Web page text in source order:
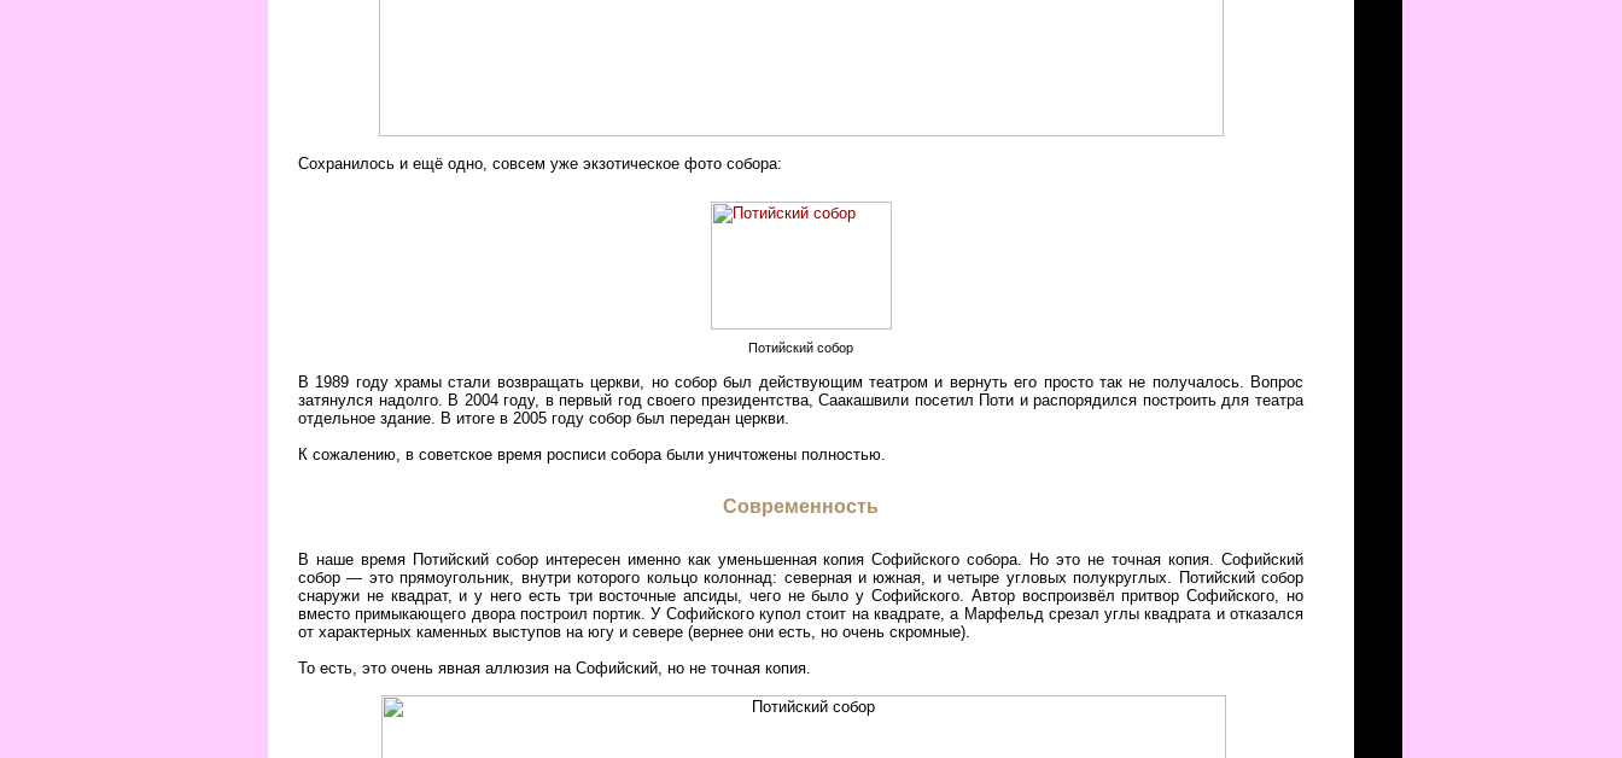
Сохранилось и ещё одно, совсем уже экзотическое фото собора:
Потийский собор
В 1989 году храмы стали возвращать церкви, но собор был действующим театром и вернуть его просто так не получалось. Вопрос
затянулся надолго. В 2004 году, в первый год своего президентства, Саакашвили посетил Поти и распорядился построить для театра
отдельное здание. В итоге в 2005 году собор был передан церкви.
К сожалению, в советское время росписи собора были уничтожены полностью.
Современность
В наше время Потийский собор интересен именно как уменьшенная копия Софийского собора. Но это не точная копия. Софийский
собор — это прямоугольник, внутри которого кольцо колоннад: северная и южная, и четыре угловых полукруглых. Потийский собор
снаружи не квадрат, и у него есть три восточные апсиды, чего не было у Софийского. Автор воспроизвёл притвор Софийского, но
вместо примыкающего двора построил портик. У Софийского купол стоит на квадрате, а Марфельд срезал углы квадрата и отказался
от характерных каменных выступов на югу и севере (вернее они есть, но очень скромные).
То есть, это очень явная аллюзия на Софийский, но не точная копия.